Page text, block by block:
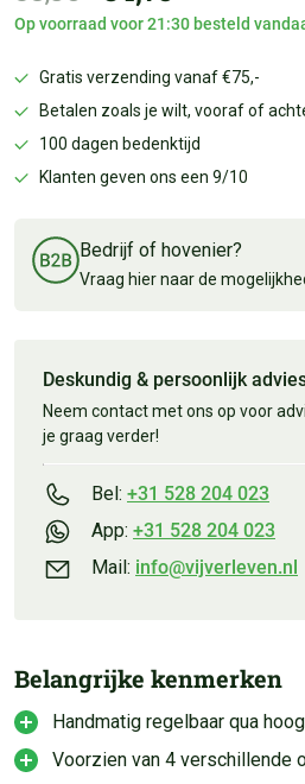
Op voorraad voor 21:30 besteld
Gratis verzending vanaf €75,-
Betalen zoals je wilt, vooraf of
100 dagen bedenktijd
Klanten geven ons een 9/10
Bedrijf of hovenier?
Vraag hier naar de
Deskundig & persoonlijk
Neem contact met ons op voor
je graag verder!
Bel: +31 528 204 023
App: +31 528 204 023
Mail: info@vijverleven.nl
Belangrijke kenmerken
Handmatig regelbaar qua
Voorzien van 4 verschillende